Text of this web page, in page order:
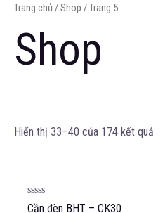
Trang chủ /Shop / Trang 5
Shop
Hiển thị 33–40 của 174 kết quả
Được
Cần đèn BHT – CK30